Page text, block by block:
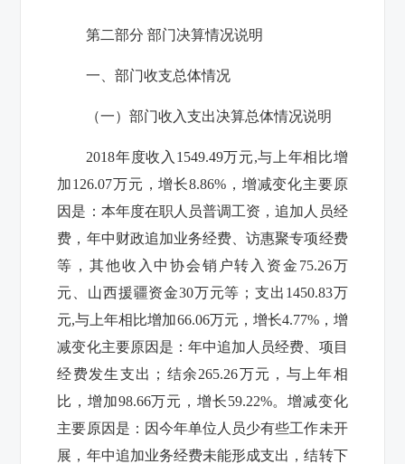
第二部分 部门决算情况说明
一、部门收支总体情况
（一）部门收入支出决算总体情况说明
2018年度收入 1549.49万元,与上年相比增
加126.07万元，增长8.86% ，增减变化主要原
因是：本年度在职人员普调工资，追加人员经
费，年中财政追加业务经费、访惠聚专项经费
等，其他收入中协会销户转入资金75.26万
元、山西援疆资金30万元等；支出1450.83万
元,与上年相比增加66.06万元，增长4.77%，增
减变化主要原因是：年中追加人员经费、项目
经费发生支出；结余265.26万元，与上年相
比，增加98.66万元，增长59.22%。增减变化
主要原因是：因今年单位人员少有些工作未开
展，年中追加业务经费未能形成支出，结转下